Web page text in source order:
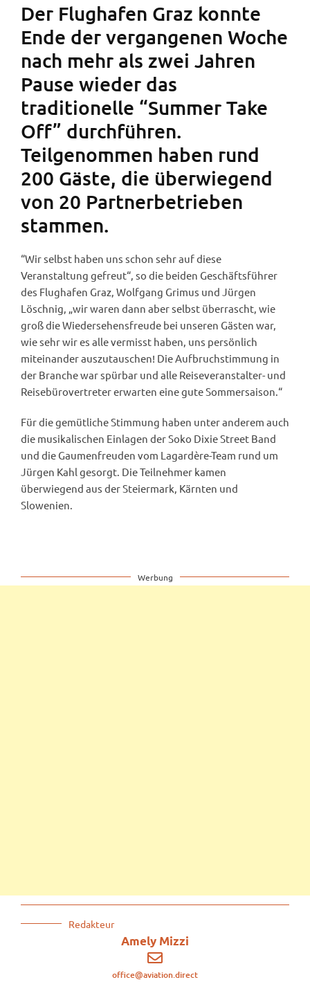
Redakteur
Amely Mizzi
office@aviation.direct
Der Flughafen Graz konnte
Ende der vergangenen Woche
nach mehr als zwei Jahren
Pause wieder das
traditionelle “Summer Take
Off” durchführen.
Teilgenommen haben rund
200 Gäste, die überwiegend
von 20 Partnerbetrieben
stammen.
“Wir selbst haben uns schon sehr auf diese
Veranstaltung gefreut“, so die beiden Geschäftsführer
des Flughafen Graz, Wolfgang Grimus und Jürgen
Löschnig, „wir waren dann aber selbst überrascht, wie
groß die Wiedersehensfreude bei unseren Gästen war,
wie sehr wir es alle vermisst haben, uns persönlich
miteinander auszutauschen! Die Aufbruchstimmung in
der Branche war spürbar und alle Reiseveranstalter- und
Reisebürovertreter erwarten eine gute Sommersaison.“
Für die gemütliche Stimmung haben unter anderem auch
die musikalischen Einlagen der Soko Dixie Street Band
und die Gaumenfreuden vom Lagardère-Team rund um
Jürgen Kahl gesorgt. Die Teilnehmer kamen
überwiegend aus der Steiermark, Kärnten und
Slowenien.
Werbung